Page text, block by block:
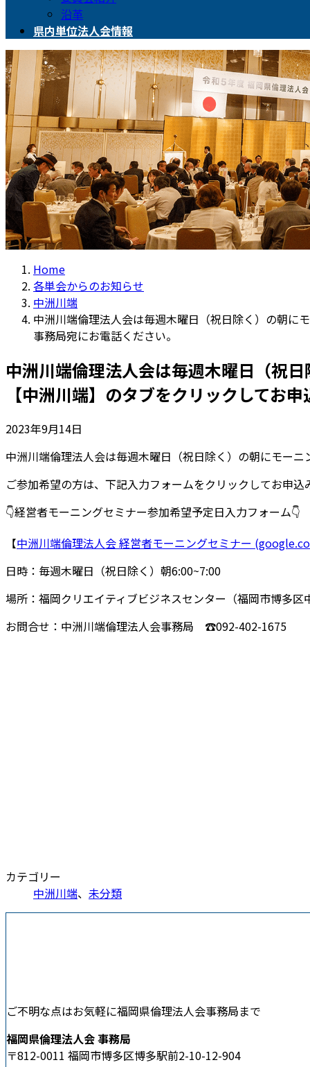
沿革
県内単位法人会情報
Home
各単会からのお知らせ
中洲川端
中洲川端倫理法人会は毎週木曜日（祝日除く）の朝に
事務局宛にお電話ください。
中洲川端倫理法人会は毎週木曜日（祝
【中洲川端】のタブをクリックしてお
2023年9月14日
中洲川端倫理法人会は毎週木曜日（祝日除く）の朝にモーニ
ご参加希望の方は、下記入力フォームをクリックしてお申込
👇経営者モーニングセミナー参加希望予定日入力フォーム👇
【中洲川端倫理法人会 経営者モーニングセミナー
日時：毎週木曜日（祝日除く）朝6:00~7:00
場所：福岡クリエイティブビジネスセンター（福岡市博多
お問合せ：中洲川端倫理法人会事務局 ☎092-402-1675
カテゴリー
中洲川端、 未分類
ご不明な点はお気軽に福岡県倫理法人会事務局まで
福岡県倫理法人会 事務局
〒812-0011 福岡市博多区博多駅前2-10-12-904